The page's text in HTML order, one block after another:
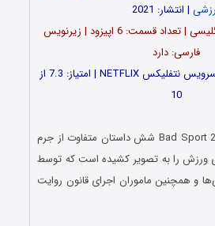
| انتشار: 2021
زبان: دوبله فارسی + انگلیسی | تعداد قسمت‌‌: 6 اپیزود | زیرنویس
فارسی: دارد
فرمت: MKV | محصول سرویس نتفلیکس NETFLIX | امتیاز: 7.3 از
10
مستند ورزش فاسد Bad Sport 2021 شش داستان متفاوت از جرم
ورزش را به تصویر کشیده است که توسط
و همچنین ماموران اجرای قانون روایت